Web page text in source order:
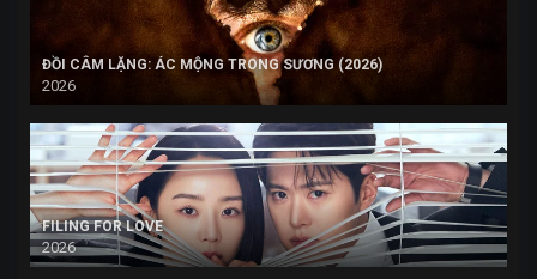
ĐỒI CÂM LẶNG: ÁC MỘNG TRONG SƯƠNG (2026)
2026
FILING FOR LOVE
2026